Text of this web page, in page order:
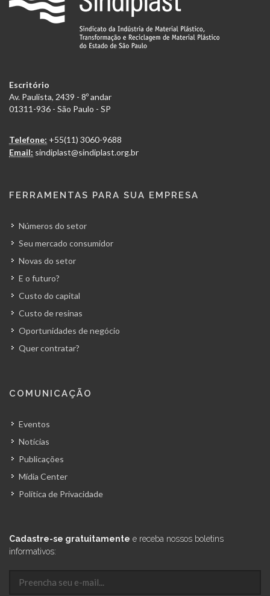
Escritório
Av. Paulista, 2439 - 8º andar
01311-936 - São Paulo - SP
Telefone: +55(11) 3060-9688
Email: sindiplast@sindiplast.org.br
FERRAMENTAS PARA SUA EMPRESA
Números do setor
Seu mercado consumidor
Novas do setor
E o futuro?
Custo do capital
Custo de resinas
Oportunidades de negócio
Quer contratar?
COMUNICAÇÃO
Eventos
Notícias
Publicações
Mídia Center
Política de Privacidade
Cadastre-se gratuitamente e receba nossos boletins
informativos: